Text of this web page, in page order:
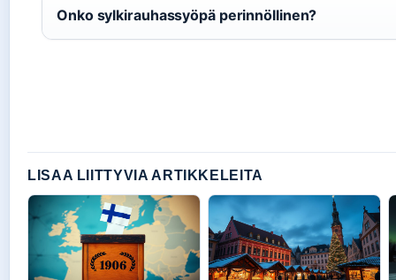
Onko sylkirauhassyöpä perinnöllinen?
LISAA LIITTYVIA ARTIKKELEITA